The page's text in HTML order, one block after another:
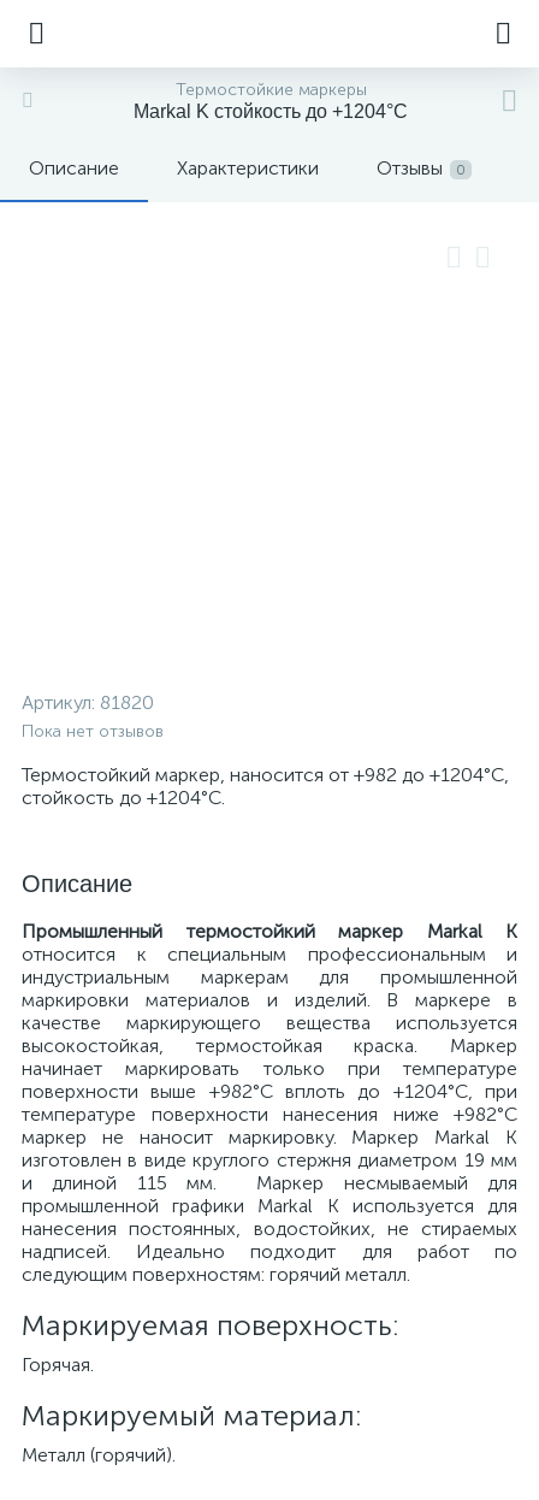
Термостойкие маркеры
Markal K стойкость до +1204°С
Описание Характеристики Отзывы 0
Артикул: 81820
Пока нет отзывов
Термостойкий маркер, наносится от +982 до +1204°C,
стойкость до +1204°C.
Описание
Промышленный термостойкий маркер Markal K
относится к специальным профессиональным и
индустриальным маркерам для промышленной
маркировки материалов и изделий. В маркере в
качестве маркирующего вещества используется
высокостойкая, термостойкая краска. Маркер
начинает маркировать только при температуре
поверхности выше +982°С вплоть до +1204°С, при
температуре поверхности нанесения ниже +982°С
маркер не наносит маркировку. Маркер Markal K
изготовлен в виде круглого стержня диаметром 19 мм
и длиной 115 мм. Маркер несмываемый для
промышленной графики Markal K используется для
нанесения постоянных, водостойких, не стираемых
надписей. Идеально подходит для работ по
следующим поверхностям: горячий металл.
Маркируемая поверхность:
Горячая.
Маркируемый материал:
Металл (горячий).